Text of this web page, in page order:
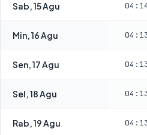
Sab, 15 Agu 04:14
Min, 16 Agu
Sen, 17 Agu
Sel, 18 Agu
Rab, 19 Agu